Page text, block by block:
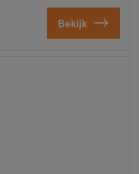
Bekijk